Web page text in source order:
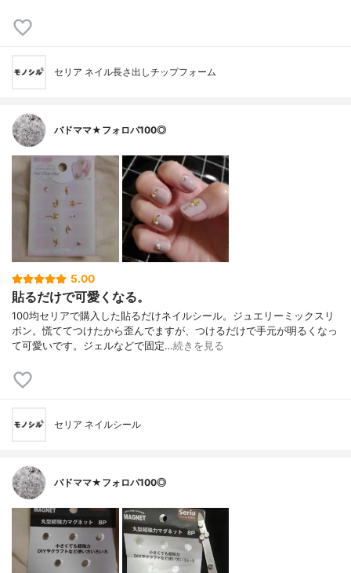
セリア ネイル長さ出しチップフォーム
バドママ★フォロバ100◎
5.00
貼るだけで可愛くなる。
100均セリアで購入した貼るだけネイルシール。ジュエリーミックスリ
ボン。慌ててつけたから歪んでますが、つけるだけで手元が明るくなっ
て可愛いです。ジェルなどで固定…続きを見る
セリア ネイルシール
バドママ★フォロバ100◎